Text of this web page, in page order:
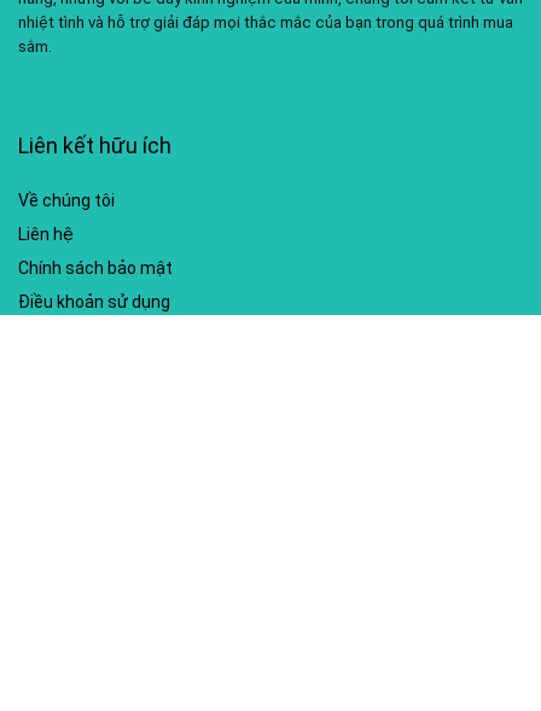
nhiệt tình và hỗ trợ giải đáp mọi thắc mắc của bạn trong quá trình mua
sắm.
Liên kết hữu ích
Về chúng tôi
Liên hệ
Chính sách bảo mật
Điều khoản sử dụng